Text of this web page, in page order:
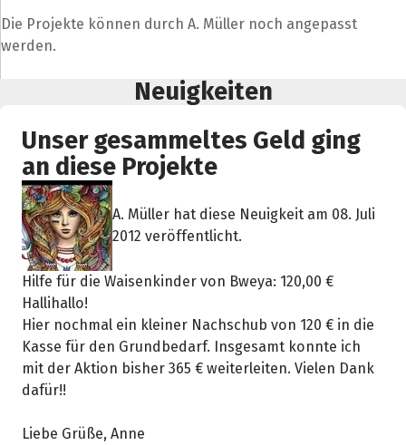
Die Projekte können durch A. Müller noch angepasst
werden.
Neuigkeiten
Unser gesammeltes Geld ging
an diese Projekte
A. Müller hat diese Neuigkeit am 08. Juli
2012 veröffentlicht.
Hilfe für die Waisenkinder von Bweya: 120,00 €
Hallihallo!
Hier nochmal ein kleiner Nachschub von 120 € in die
Kasse für den Grundbedarf. Insgesamt konnte ich
mit der Aktion bisher 365 € weiterleiten. Vielen Dank
dafür!!
Liebe Grüße, Anne
Teile die Spendenaktion
Facebook WhatsApp Messenger